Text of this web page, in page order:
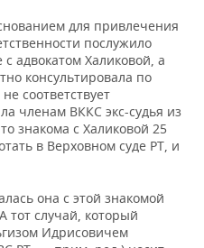
для привлечения
послужило
адвокатом Халиковой, а
консультировала по
соответствует
членам ВККС экс-судья из
знакома с Халиковой 25
в Верховном суде РТ, и
она с этой знакомой
тот случай, который
Идрисовичем